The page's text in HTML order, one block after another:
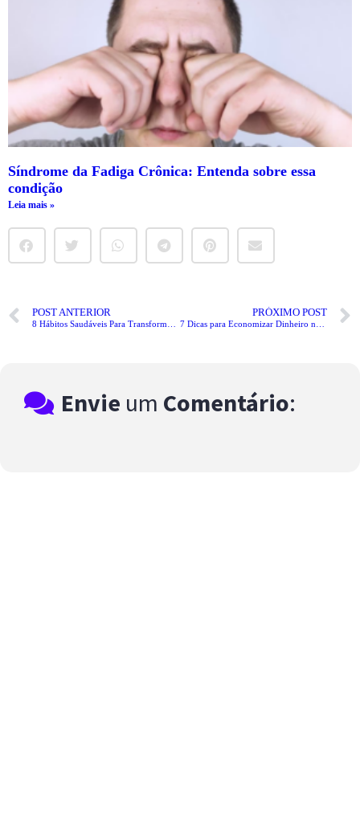
Síndrome da Fadiga Crônica: Entenda sobre essa
condição
Leia mais »
POST ANTERIOR PRÓXIMO POST
Envie um Comentário: